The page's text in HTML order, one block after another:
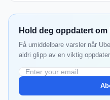
Hold deg oppdatert
Få umiddelbare varsler når
aldri glipp av en viktig